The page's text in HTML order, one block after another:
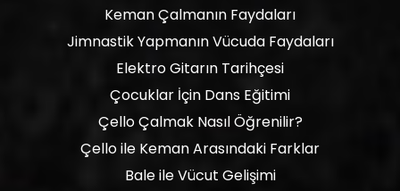
Keman Çalmanın Faydaları
Jimnastik Yapmanın Vücuda Faydaları
Elektro Gitarın Tarihçesi
Çocuklar İçin Dans Eğitimi
Çello Çalmak Nasıl Öğrenilir?
Çello ile Keman Arasındaki Farklar
Bale ile Vücut Gelişimi